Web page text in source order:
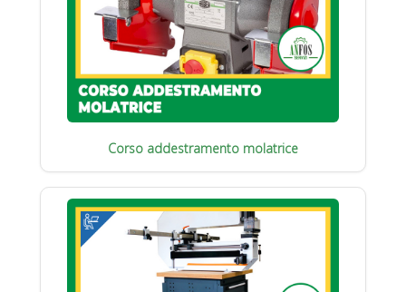
Corso addestramento molatrice